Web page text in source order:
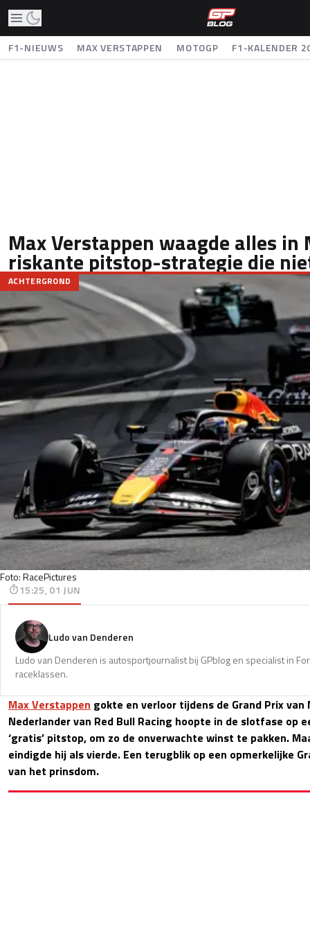
F1-NIEUWS MAX VERSTAPPEN MOTOGP F1-KALENDER
Max Verstappen waagde alles in
riskante pitstop-strategie die
Foto: RacePictures
ACHTERGROND
15:25, 01 JUN
Ludo van Denderen
Ludo van Denderen is autosportjournalist bij GPblog en specialist in
raceklassen.
Max Verstappen gokte en verloor tijdens de Grand Prix van
Nederlander van Red Bull Racing hoopte in de slotfase op
‘gratis’ pitstop, om zo de onverwachte winst te pakken.
eindigde hij als vierde. Een terugblik op een opmerkelijke
van het prinsdom.